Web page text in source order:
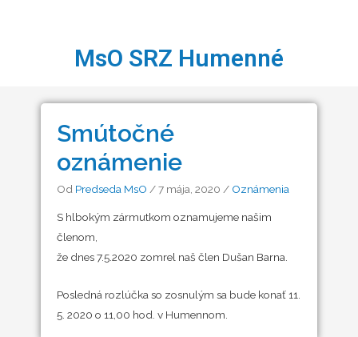
MsO SRZ Humenné
Smútočné
oznámenie
Od Predseda MsO /7 mája, 2020 / Oznámenia
S hlbokým zármutkom oznamujeme našim
členom,
že dnes 7.5.2020 zomrel naš člen Dušan Barna.
Posledná rozlúčka so zosnulým sa bude konať 11.
5. 2020 o 11,00 hod. v Humennom.